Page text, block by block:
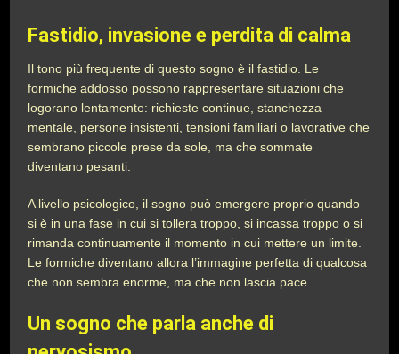
Fastidio, invasione e perdita di calma
Il tono più frequente di questo sogno è il fastidio. Le
formiche addosso possono rappresentare situazioni che
logorano lentamente: richieste continue, stanchezza
mentale, persone insistenti, tensioni familiari o lavorative che
sembrano piccole prese da sole, ma che sommate
diventano pesanti.
A livello psicologico, il sogno può emergere proprio quando
si è in una fase in cui si tollera troppo, si incassa troppo o si
rimanda continuamente il momento in cui mettere un limite.
Le formiche diventano allora l’immagine perfetta di qualcosa
che non sembra enorme, ma che non lascia pace.
Un sogno che parla anche di